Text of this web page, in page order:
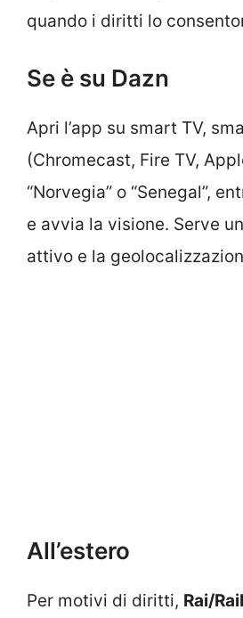
quando i diritti lo
Se è su Dazn
Apri l’app su smart TV,
(Chromecast, Fire TV,
“Norvegia” o “Senegal”,
e avvia la visione. Serve
attivo e la
All’estero
Per motivi di diritti, Rai/